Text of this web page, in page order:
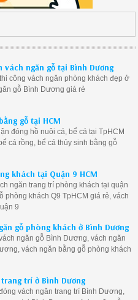
vách ngăn gỗ tại Bình Dương
công vách ngăn phòng khách đẹp ở
gỗ Bình Dương giá rẻ
gỗ tại HCM
đóng hồ nuôi cá, bể cá tại TpHCM
cá rồng, bể cá thủy sinh bằng gỗ
khách tại Quận 9 HCM
ngăn trang trí phòng khách tại quận
phòng khách Q9 TpHCM giá rẻ, vách
9
gỗ phòng khách ở Bình Dương
ngăn gỗ Bình Dương, vách ngăn
vách ngăn bằng gỗ phòng khách
trí ở Bình Dương
vách ngăn trang trí Bình Dương,